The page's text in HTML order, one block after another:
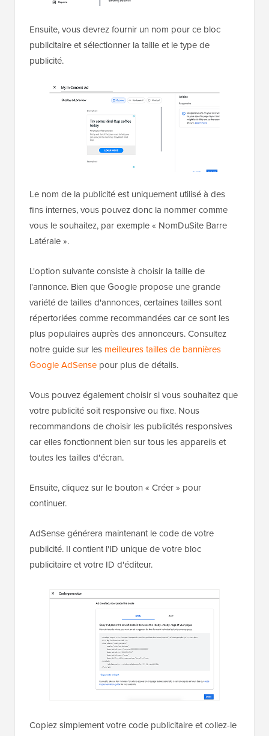
Ensuite, vous devrez fournir un nom pour ce bloc
publicitaire et sélectionner la taille et le type de
publicité.
Le nom de la publicité est uniquement utilisé à des
fins internes, vous pouvez donc la nommer comme
vous le souhaitez, par exemple « NomDuSite Barre
Latérale ».
L'option suivante consiste à choisir la taille de
l'annonce. Bien que Google propose une grande
variété de tailles d'annonces, certaines tailles sont
répertoriées comme recommandées car ce sont les
plus populaires auprès des annonceurs. Consultez
notre guide sur les meilleures tailles de bannières
Google AdSense pour plus de détails.
Vous pouvez également choisir si vous souhaitez que
votre publicité soit responsive ou fixe. Nous
recommandons de choisir les publicités responsives
car elles fonctionnent bien sur tous les appareils et
toutes les tailles d'écran.
Ensuite, cliquez sur le bouton « Créer » pour
continuer.
AdSense générera maintenant le code de votre
publicité. Il contient l'ID unique de votre bloc
publicitaire et votre ID d'éditeur.
Copiez simplement votre code publicitaire et collez-le